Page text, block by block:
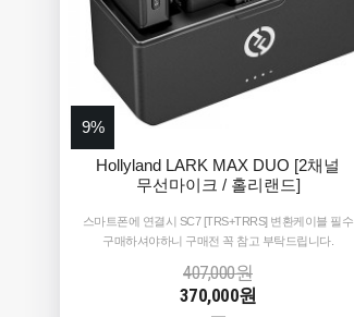
9%
Hollyland LARK MAX DUO [2채널
무선마이크 / 홀리랜드]
스마트폰에 연결시 SC7 [TRS+TRRS] 변환케이블 필수
구매하셔야하니 구매전 꼭 참고 부탁드립니다.
407,000원
370,000원